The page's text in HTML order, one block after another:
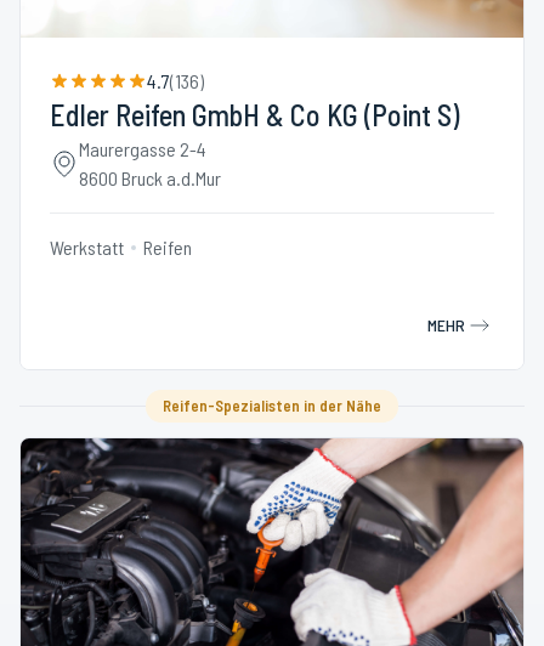
4.7(136)
Edler Reifen GmbH & Co KG (Point S)
Maurergasse 2-4
8600 Bruck a.d.Mur
Werkstatt Reifen
MEHR
Reifen-Spezialisten in der Nähe